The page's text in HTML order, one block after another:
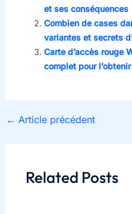
et ses conséquences
Combien de cases
variantes et secrets
Carte d’accès rouge
complet pour
← Article précédent
Related Posts